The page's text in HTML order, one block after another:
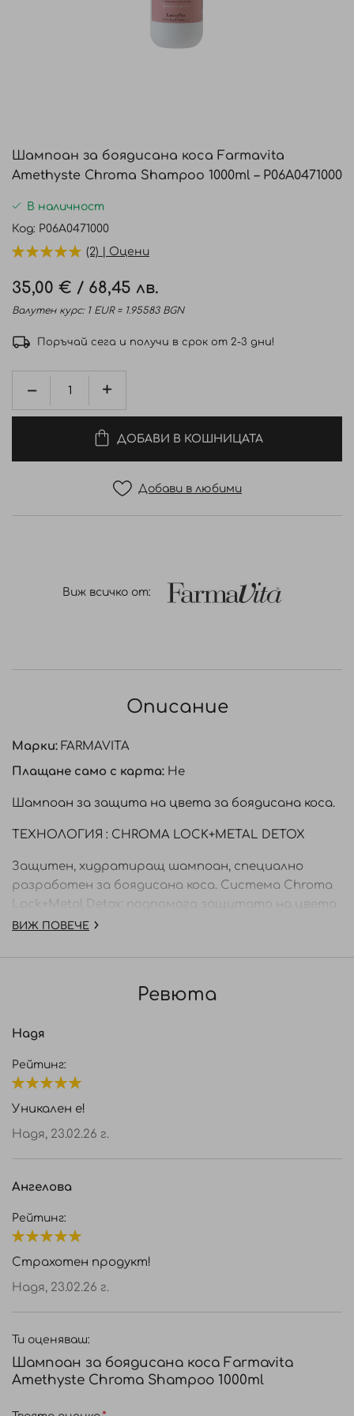
началото
на
галерия
със
Шампоан за боядисана коса Farmavita
Amethyste Chroma Shampoo 1000ml – P06A0471000
В наличност
Код P06A0471000
(2) | Оцени
35,00 € / 68,45 лв.
Валутен курс: 1 EUR = 1.95583 BGN
Поръчай сега и получи в срок от 2-3 дни!
ДОБАВИ В КОШНИЦАТА
Добави в любими
Виж всичко от:
Описание
Марки: FARMAVITA
Плащане само с карта: Не
Шампоан за защита на цвета за боядисана коса.
ТЕХНОЛОГИЯ : CHROMA LOCK+METAL DETOX
Защитен, хидратиращ шампоан, специално
разработен за боядисана коса. Система Chroma
Lock+Metal Detox: подпомага защитата на цвета
на косата и предотвратява избледняването му.
ВИЖ ПОВЕЧЕ
Ревюта
Надя
Рейтинг:
Уникален е!
Надя, 23.02.26 г.
Ангелова
Рейтинг:
Страхотен продукт!
Надя, 23.02.26 г.
Ти оценяваш:
Шампоан за боядисана коса Farmavita
Amethyste Chroma Shampoo 1000ml